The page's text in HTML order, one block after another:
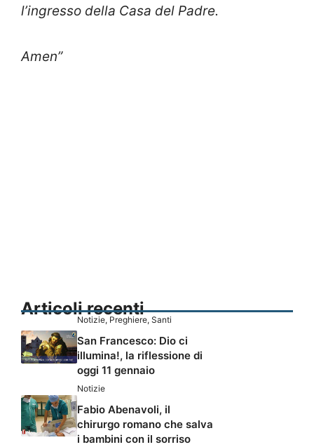
l’ingresso della Casa del Padre.
Amen”
Articoli recenti
Notizie, Preghiere, Santi
San Francesco: Dio ci
illumina!, la riflessione di
oggi 11 gennaio
Notizie
Fabio Abenavoli, il
chirurgo romano che salva
i bambini con il sorriso